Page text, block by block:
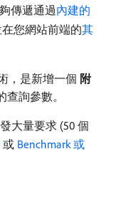
傳遞通過內建的
在您網站前端的其
，是新增一個​ 附
查詢參數。
大量要求 (50 個
或 Benchmark 或